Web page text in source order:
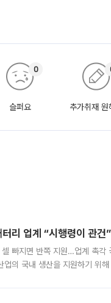
슬퍼요
0
추가취재 원
리 업계 “시행령이 관건”
빠지면 반쪽 지원…업계 촉각
의 국내 생산을 지원하기 위해